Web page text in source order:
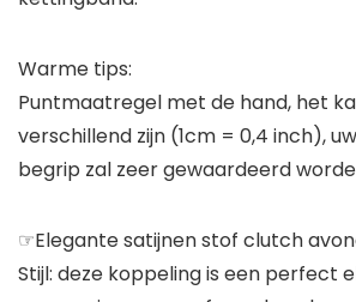
Warme tips:
Puntmaatregel met de hand, het
verschillend zijn (1cm = 0,4 inch),
begrip zal zeer gewaardeerd
☞Elegante satijnen stof clutch
Stijl: deze koppeling is een perfect